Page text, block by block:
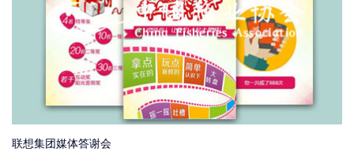
联想集团媒体答谢会